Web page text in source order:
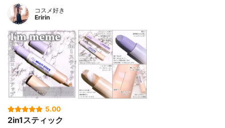
コスメ好き
Eririn
5.00
2in1スティック